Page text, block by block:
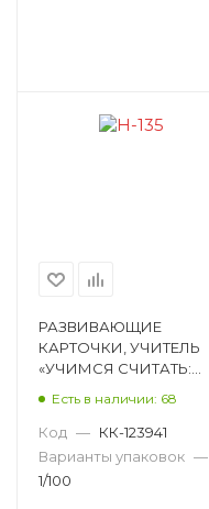
РАЗВИВАЮЩИЕ
КАРТОЧКИ, УЧИТЕЛЬ
«УЧИМСЯ СЧИТАТЬ:
ОБУЧЕНИЯ ДЕТЕЙ 5-8
Н-135
Есть в наличии: 68
Код — КК-123941
Варианты упаковок —
1/100